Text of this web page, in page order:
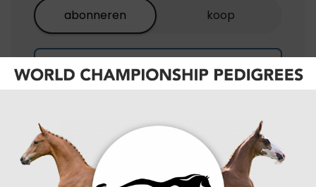
abonneren koop
EQU+
gazet
VALUE